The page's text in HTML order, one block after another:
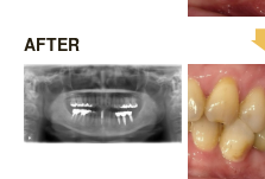
AFTER